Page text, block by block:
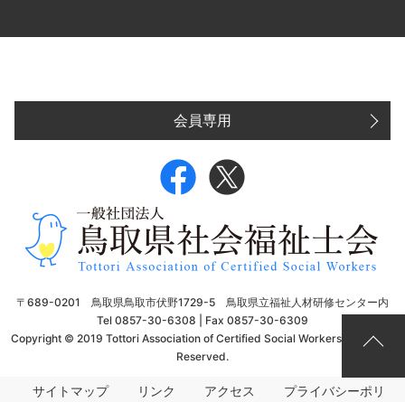
会員専用
〒689-0201 鳥取県鳥取市伏野1729-5 鳥取県立福祉人材研修センター内
Tel 0857-30-6308 | Fax 0857-30-6309
Copyright © 2019 Tottori Association of Certified Social Workers. All Rights
Reserved.
サイトマップ リンク アクセス プライバシーポリ